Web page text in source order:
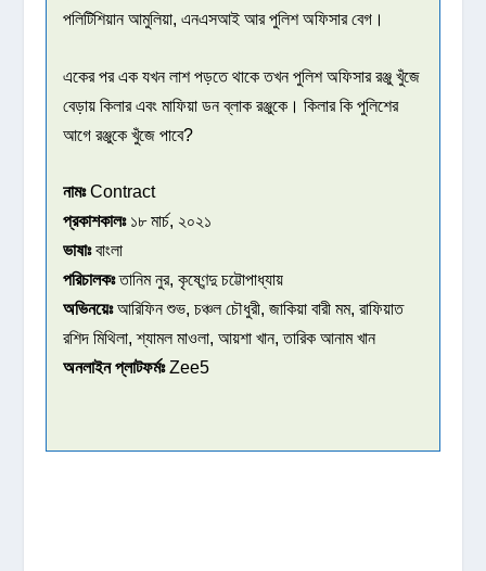
পলিটিশিয়ান আমুলিয়া, এনএসআই আর পুলিশ অফিসার বেগ।
একের পর এক যখন লাশ পড়তে থাকে তখন পুলিশ অফিসার রঞ্জু খুঁজে
বেড়ায় কিলার এবং মাফিয়া ডন ব্লাক রঞ্জুকে। কিলার কি পুলিশের
আগে রঞ্জুকে খুঁজে পাবে?
নামঃContract
প্রকাশকালঃ১৮ মার্চ, ২০২১
ভাষাঃবাংলা
পরিচালকঃতানিম নুর, কৃষ্ণেন্দু চট্টোপাধ্যায়
অভিনয়েঃআরিফিন শুভ, চঞ্চল চৌধুরী, জাকিয়া বারী মম, রাফিয়াত
রশিদ মিথিলা, শ্যামল মাওলা, আয়শা খান, তারিক আনাম খান
অনলাইন প্লাটফর্মঃZee5